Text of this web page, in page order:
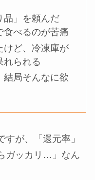
品」を頼んだ
食べるのが苦痛
けど、冷凍庫が
れられる
結局そんなに欲
が、「還元率」
ガッカリ…」なん